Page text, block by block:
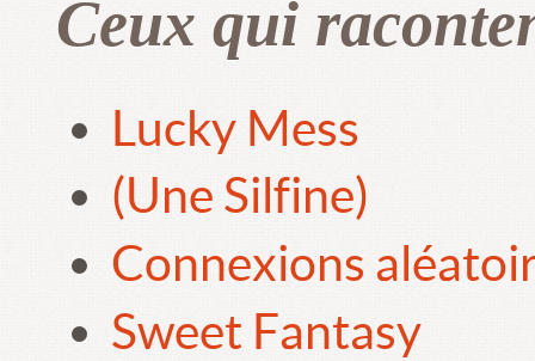
Ceux qui
Lucky Mess
(Une Silfine)
Connexions
Sweet Fantasy